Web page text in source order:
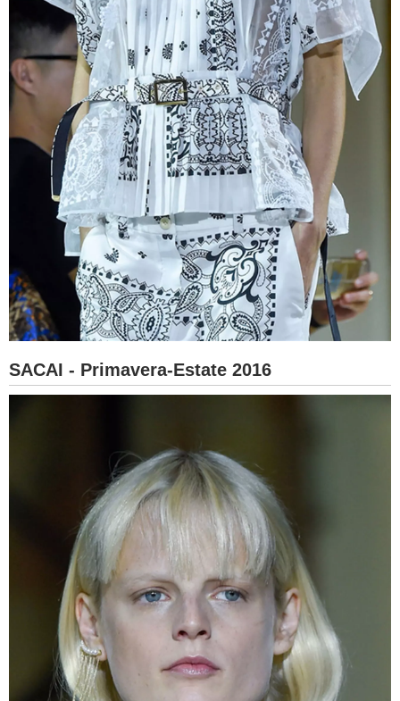
SACAI - Primavera-Estate 2016